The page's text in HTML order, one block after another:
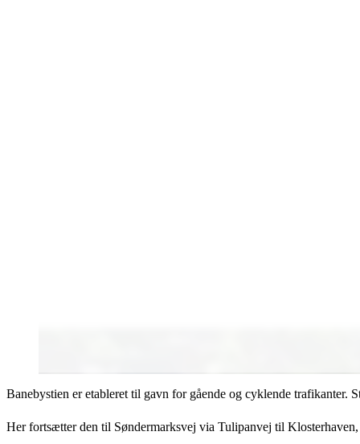
Banebystien er etableret til gavn for gående og cyklende
Her fortsætter den til Søndermarksvej via Tulipanvej til